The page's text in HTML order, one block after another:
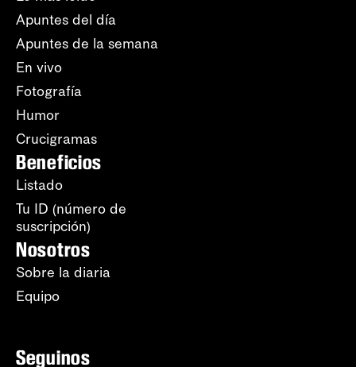
Apuntes del día
Apuntes de la semana
En vivo
Fotografía
Humor
Crucigramas
Beneficios
Listado
Tu ID (número de
suscripción)
Nosotros
Sobre la diaria
Equipo
Seguinos